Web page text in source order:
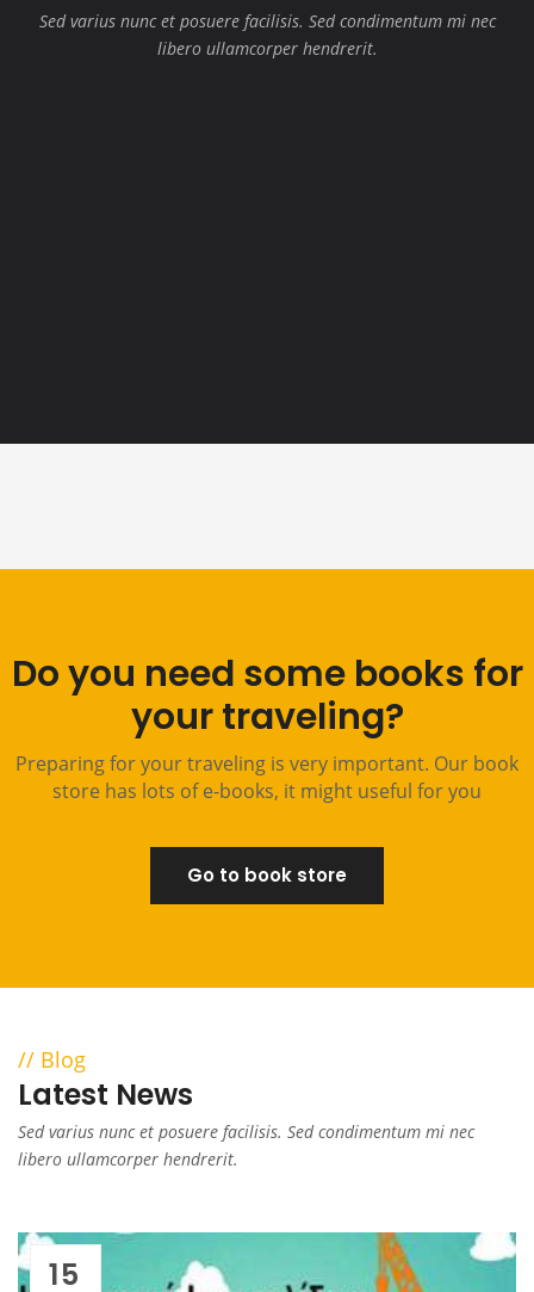
Sed varius nunc et posuere facilisis. Sed condimentum mi nec
libero ullamcorper hendrerit.
Do you need some books for
your traveling?
Preparing for your traveling is very important. Our book
store has lots of e-books, it might useful for you
Go to book store
Blog
Latest News
Sed varius nunc et posuere facilisis. Sed condimentum mi nec
libero ullamcorper hendrerit.
15